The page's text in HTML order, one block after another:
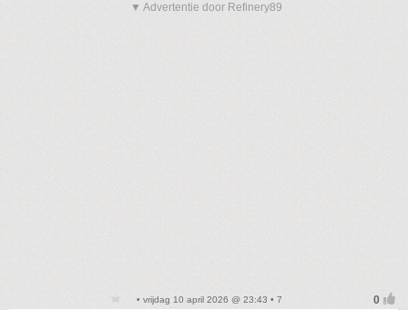
▼ Advertentie door Refinery89
• vrijdag 10 april 2026 @ 23:43 • 7